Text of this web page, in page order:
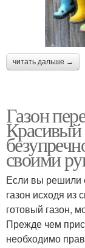
читать дальше →
Газон
Красивый
своими
Если вы решили
газон исходя из
готовый газон,
Прежде чем
необходимо